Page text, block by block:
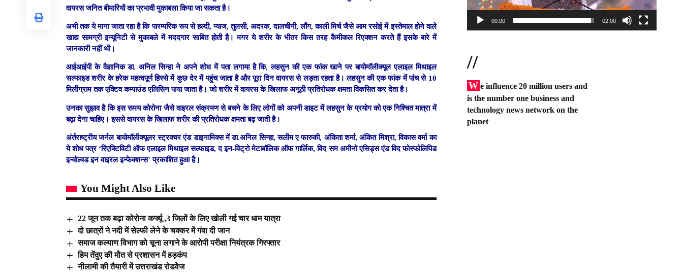
वायरस जनित बीमारियों का प्रभावी मुकाबला किया जा सकता है।
अभी तक ये माना जाता रहा है कि पारम्परिक रूप से हल्दी, प्याज, तुलसी, अदरक, दालचीनी, लौंग, काली मिर्च जैसे आम रसोई में इस्तेमाल होने वाले
खाद्य सामग्री इन्यूनिटी से मुकाबले में मददगार साबित होती है। मगर ये शरीर के भीतर किस तरह कैमीकल रिएक्शन करते हैं इसके बारे में
जानकारी नहीं थी।
आईआईपी के वैज्ञानिक डा. अनिल सिन्हा ने अपने शोध में पता लगाया है कि, लहसुन की एक फांक खाने पर बायोमॉलीक्यूल एलाइल मिथाइल
सल्फाइड शरीर के हरेक महत्वपूर्ण हिस्से में कुछ देर में पहुंच जाता है और पूरा दिन वायरस से लड़ता रहता है। लहसुन की एक फांक में पांच से 10
मिलीग्राम तक एक्टिव कम्पाउंड एलिसिन पाया जाता है। जो शरीर में वायरस के खिलाफ अनूठी प्रतिरोधक क्षमता विकसित कर देता है।
उनका सुझाव है कि इस समय कोरोना जैसे वाइरल संक्रमण से बचने के लिए लोगों को अपनी डाइट में लहसुन के प्रयोग को एक निश्चित मात्रा में
बढ़ा देना चाहिए। इससे वायरस के खिलाफ शरीर की प्रतिरोधक क्षमता बढ़ जाती है।
अंर्तराष्ट्रीय जर्नल बायोमॉलीक्यूलर स्ट्रक्चर एंड डाइनामिक्स में डा.अनिल सिन्हा, सलीम ए फारुकी, अंकिता शर्मा, अंकित मिश्रा, विकास वर्मा का
ये शोध पत्र ‘रिएक्टिविटी ऑफ एलाइल मिथाइल सल्फाइड, द इन-विट्रो मेटाबॉलिक ऑफ गार्लिक, विद सम अमीनो एसिड्स एंड विद फोस्फोलिपिड
इन्वोल्वड इन वाइरल इन्फेक्शन्स’ प्रकाशित हुआ है।
You Might Also Like
22 जून तक बढ़ा कोरोना कर्फ्यू ,3 जिलों के लिए खोली गई चार धाम यात्रा
दो छात्रों ने नदी में सेल्फी लेने के चक्कर में गंवा दी जान
समाज कल्याण विभाग को चूना लगाने के आरोपी परीक्षा नियंत्रक गिरफ्तार
हिम तेंदुए की मौत से प्रशासन में हड़कंप
नीलामी की तैयारी में उत्तराखंड रोडवेेज
00:00 02:00
//
W e influence 20 million users and
is the number one business and
technology news network on the
planet